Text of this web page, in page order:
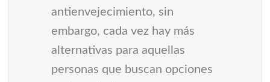
antienvejecimiento, sin
embargo, cada vez hay más
alternativas para aquellas
personas que buscan opciones